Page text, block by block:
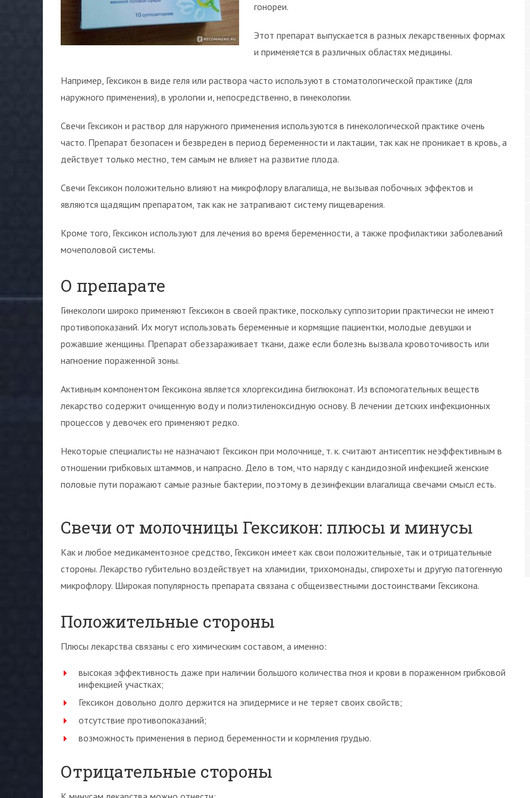
гонореи.
Этот препарат выпускается в разных лекарственных формах
и применяется в различных областях медицины.
Например, Гексикон в виде геля или раствора часто используют в стоматологической практике (для
наружного применения), в урологии и, непосредственно, в гинекологии.
Свечи Гексикон и раствор для наружного применения используются в гинекологической практике очень
часто. Препарат безопасен и безвреден в период беременности и лактации, так как не проникает в кровь, а
действует только местно, тем самым не влияет на развитие плода.
Свечи Гексикон положительно влияют на микрофлору влагалища, не вызывая побочных эффектов и
являются щадящим препаратом, так как не затрагивают систему пищеварения.
Кроме того, Гексикон используют для лечения во время беременности, а также профилактики заболеваний
мочеполовой системы.
О препарате
Гинекологи широко применяют Гексикон в своей практике, поскольку суппозитории практически не имеют
противопоказаний. Их могут использовать беременные и кормящие пациентки, молодые девушки и
рожавшие женщины. Препарат обеззараживает ткани, даже если болезнь вызвала кровоточивость или
нагноение пораженной зоны.
Активным компонентом Гексикона является хлоргексидина биглюконат. Из вспомогательных веществ
лекарство содержит очищенную воду и полиэтиленоксидную основу. В лечении детских инфекционных
процессов у девочек его применяют редко.
Некоторые специалисты не назначают Гексикон при молочнице, т. к. считают антисептик неэффективным в
отношении грибковых штаммов, и напрасно. Дело в том, что наряду с кандидозной инфекцией женские
половые пути поражают самые разные бактерии, поэтому в дезинфекции влагалища свечами смысл есть.
Свечи от молочницы Гексикон: плюсы и минусы
Как и любое медикаментозное средство, Гексикон имеет как свои положительные, так и отрицательные
стороны. Лекарство губительно воздействует на хламидии, трихомонады, спирохеты и другую патогенную
микрофлору. Широкая популярность препарата связана с общеизвестными достоинствами Гексикона.
Положительные стороны
Плюсы лекарства связаны с его химическим составом, а именно:
высокая эффективность даже при наличии большого количества гноя и крови в пораженном грибковой
инфекцией участках;
Гексикон довольно долго держится на эпидермисе и не теряет своих свойств;
отсутствие противопоказаний;
возможность применения в период беременности и кормления грудью.
Отрицательные стороны